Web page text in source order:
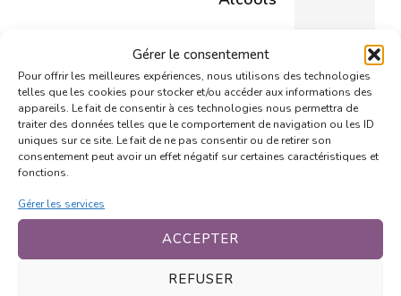
Gérer le consentement
Pour offrir les meilleures expériences, nous utilisons des technologies
telles que les cookies pour stocker et/ou accéder aux informations des
appareils. Le fait de consentir à ces technologies nous permettra de
traiter des données telles que le comportement de navigation ou les ID
uniques sur ce site. Le fait de ne pas consentir ou de retirer son
consentement peut avoir un effet négatif sur certaines caractéristiques et
fonctions.
Gérer les services
ACCEPTER
REFUSER
1 Comment
14 février 2011 at 16h12
Faut que je poste à chaque fois mais là j’ai
pas grand chose à dire donc :